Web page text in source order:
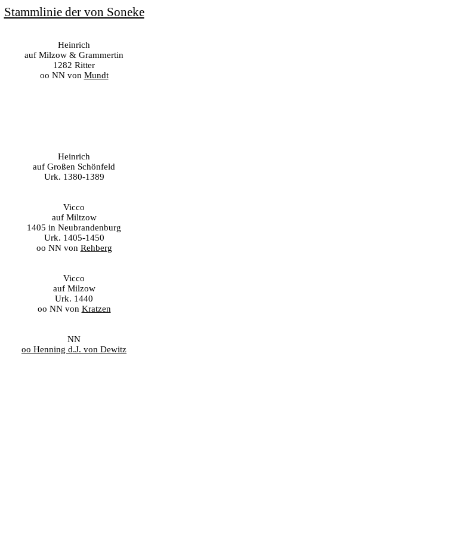
Stammlinie der von Soneke
Heinrich
auf Milzow & Grammertin
1282 Ritter
oo NN von Mundt
Heinrich
auf Großen Schönfeld
Urk. 1380-1389
Vicco
auf Miltzow
1405 in Neubrandenburg
Urk. 1405-1450
oo NN von Rehberg
Vicco
auf Milzow
Urk. 1440
oo NN von Kratzen
NN
oo Henning d.J. von Dewitz